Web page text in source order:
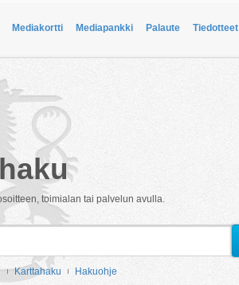
Mediakortti Mediapankki Palaute Tiedotteet
haku
toimialan tai palvelun avulla.
Karttahaku Hakuohje